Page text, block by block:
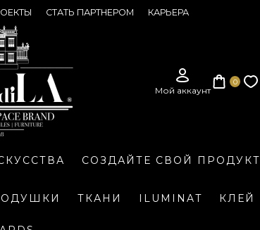
СТАТЬ ПАРТНЕРОМ КАРЬЕРА
СОЗДАЙТЕ СВОЙ ПРОДУКТ
ТКАНИ ILUMINAT КЛЕЙ